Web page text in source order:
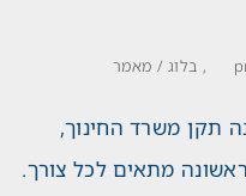
, בלוג / מאמר
תקן משרד החינוך,
מתאים לכל צורך.